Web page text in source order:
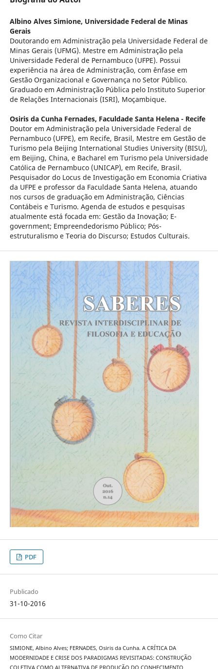
Albino Alves Simione, Universidade Federal de Minas
Gerais
Doutorando em Administração pela Universidade Federal de
Minas Gerais (UFMG). Mestre em Administração pela
Universidade Federal de Pernambuco (UFPE). Possui
experiência na área de Administração, com ênfase em
Gestão Organizacional e Governança no Setor Público.
Graduado em Administração Pública pelo Instituto Superior
de Relações Internacionais (ISRI), Moçambique.
Osiris da Cunha Fernades, Faculdade Santa Helena - Recife
Doutor em Administração pela Universidade Federal de
Pernambuco (UFPE), em Recife, Brasil, Mestre em Gestão de
Turismo pela Beijing International Studies University (BISU),
em Beijing, China, e Bacharel em Turismo pela Universidade
Católica de Pernambuco (UNICAP), em Recife, Brasil.
Pesquisador do Locus de Investigação em Economia Criativa
da UFPE e professor da Faculdade Santa Helena, atuando
nos cursos de graduação em Administração, Ciências
Contábeis e Turismo. Agenda de estudos e pesquisas
atualmente está focada em: Gestão da Inovação; E-
government; Empreendedorismo Público; Pós-
estruturalismo e Teoria do Discurso; Estudos Culturais.
PDF
Publicado
31-10-2016
Como Citar
SIMIONE, Albino Alves; FERNADES, Osiris da Cunha. A CRÍTICA DA
MODERNIDADE E CRISE DOS PARADIGMAS REVISITADAS: CONSTRUÇÃO